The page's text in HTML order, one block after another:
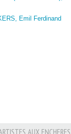
Emil Ferdinand